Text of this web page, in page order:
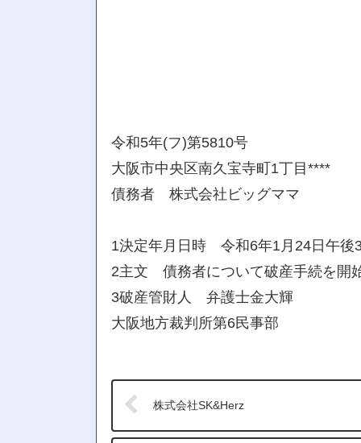
令和5年(フ)第5810号
大阪市中央区南久宝寺町1丁目****
債務者 株式会社ビッグママ
1決定年月日時 令和6年1月24日午後
2主文 債務者について破産手続を開
3破産管財人 弁護士金大輝
大阪地方裁判所第6民事部
株式会社SK&Herz